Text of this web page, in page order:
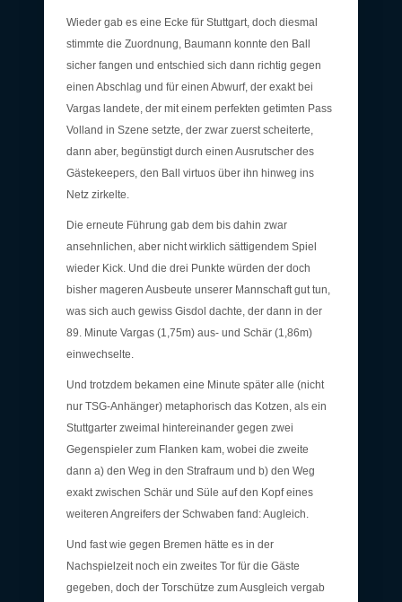
Wieder gab es eine Ecke für Stuttgart, doch diesmal
stimmte die Zuordnung, Baumann konnte den Ball
sicher fangen und entschied sich dann richtig gegen
einen Abschlag und für einen Abwurf, der exakt bei
Vargas landete, der mit einem perfekten getimten Pass
Volland in Szene setzte, der zwar zuerst scheiterte,
dann aber, begünstigt durch einen Ausrutscher des
Gästekeepers, den Ball virtuos über ihn hinweg ins
Netz zirkelte.
Die erneute Führung gab dem bis dahin zwar
ansehnlichen, aber nicht wirklich sättigendem Spiel
wieder Kick. Und die drei Punkte würden der doch
bisher mageren Ausbeute unserer Mannschaft gut tun,
was sich auch gewiss Gisdol dachte, der dann in der
89. Minute Vargas (1,75m) aus- und Schär (1,86m)
einwechselte.
Und trotzdem bekamen eine Minute später alle (nicht
nur TSG-Anhänger) metaphorisch das Kotzen, als ein
Stuttgarter zweimal hintereinander gegen zwei
Gegenspieler zum Flanken kam, wobei die zweite
dann a) den Weg in den Strafraum und b) den Weg
exakt zwischen Schär und Süle auf den Kopf eines
weiteren Angreifers der Schwaben fand: Augleich.
Und fast wie gegen Bremen hätte es in der
Nachspielzeit noch ein zweites Tor für die Gäste
gegeben, doch der Torschütze zum Ausgleich vergab